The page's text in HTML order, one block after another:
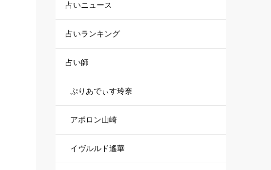
占いニュース
占いランキング
占い師
ぷりあでぃす玲奈
アポロン山崎
イヴルルド遙華